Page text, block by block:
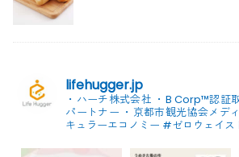
lifehugger.jp
・ハーチ株式会社 ・B Corp™認証
パートナー ・京都市観光協会メデ
キュラーエコノミー #ゼロウェイス